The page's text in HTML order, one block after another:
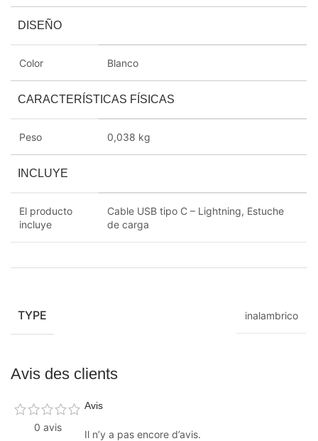
DISEÑO
Color Blanco
CARACTERÍSTICAS FÍSICAS
Peso 0,038 kg
INCLUYE
El producto
incluye
Cable USB tipo C – Lightning, Estuche
de carga
TYPE inalambrico
Avis des clients
0 avis
Avis
Il n’y a pas encore d’avis.